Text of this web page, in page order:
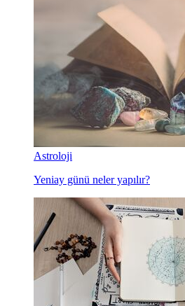
Astroloji
Yeniay günü neler yapılır?